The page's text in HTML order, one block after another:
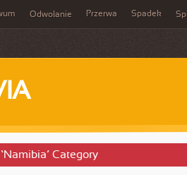
Odwołanie Przerwa Spadek
Category